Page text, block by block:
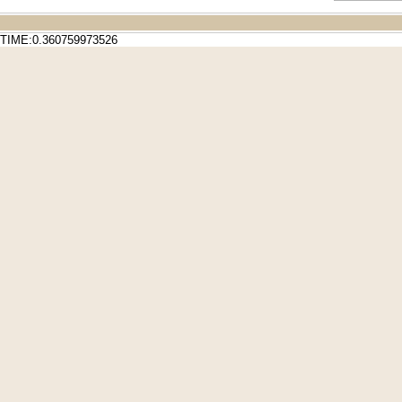
TIME:0.360759973526